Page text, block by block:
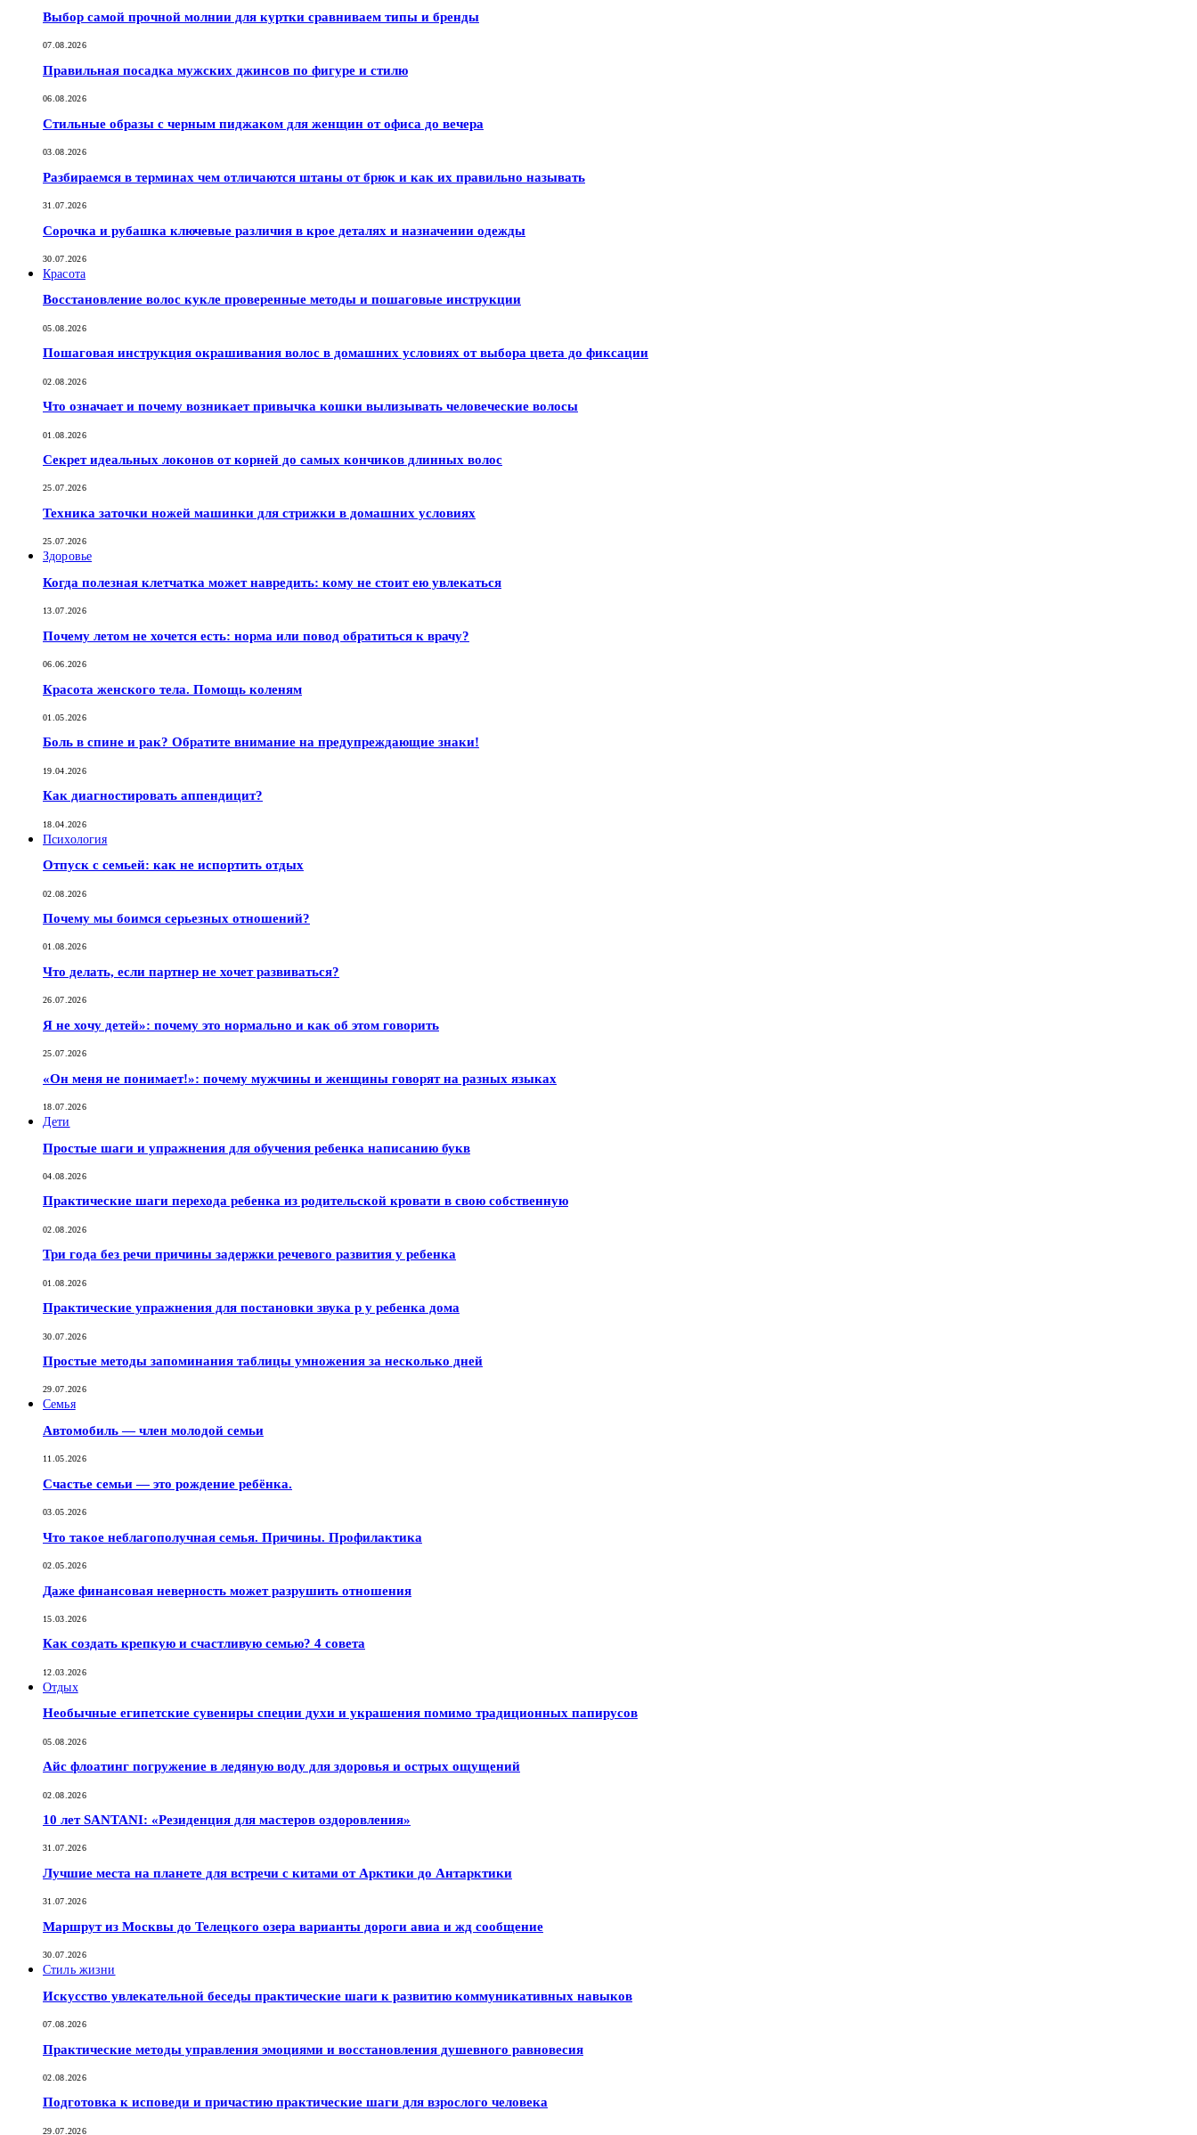
Выбор самой прочной молнии для куртки сравниваем типы и бренды
07.08.2026
Правильная посадка мужских джинсов по фигуре и стилю
06.08.2026
Стильные образы с черным пиджаком для женщин от офиса до вечера
03.08.2026
Разбираемся в терминах чем отличаются штаны от брюк и как их правильно называть
31.07.2026
Сорочка и рубашка ключевые различия в крое деталях и назначении одежды
30.07.2026
Красота
Восстановление волос кукле проверенные методы и пошаговые инструкции
05.08.2026
Пошаговая инструкция окрашивания волос в домашних условиях от выбора цвета до фиксации
02.08.2026
Что означает и почему возникает привычка кошки вылизывать человеческие волосы
01.08.2026
Секрет идеальных локонов от корней до самых кончиков длинных волос
25.07.2026
Техника заточки ножей машинки для стрижки в домашних условиях
25.07.2026
Здоровье
Когда полезная клетчатка может навредить: кому не стоит ею увлекаться
13.07.2026
Почему летом не хочется есть: норма или повод обратиться к врачу?
06.06.2026
Красота женского тела. Помощь коленям
01.05.2026
Боль в спине и рак? Обратите внимание на предупреждающие знаки!
19.04.2026
Как диагностировать аппендицит?
18.04.2026
Психология
Отпуск с семьей: как не испортить отдых
02.08.2026
Почему мы боимся серьезных отношений?
01.08.2026
Что делать, если партнер не хочет развиваться?
26.07.2026
Я не хочу детей»: почему это нормально и как об этом говорить
25.07.2026
«Он меня не понимает!»: почему мужчины и женщины говорят на разных языках
18.07.2026
Дети
Простые шаги и упражнения для обучения ребенка написанию букв
04.08.2026
Практические шаги перехода ребенка из родительской кровати в свою собственную
02.08.2026
Три года без речи причины задержки речевого развития у ребенка
01.08.2026
Практические упражнения для постановки звука р у ребенка дома
30.07.2026
Простые методы запоминания таблицы умножения за несколько дней
29.07.2026
Семья
Автомобиль — член молодой семьи
11.05.2026
Счастье семьи — это рождение ребёнка.
03.05.2026
Что такое неблагополучная семья. Причины. Профилактика
02.05.2026
Даже финансовая неверность может разрушить отношения
15.03.2026
Как создать крепкую и счастливую семью? 4 совета
12.03.2026
Отдых
Необычные египетские сувениры специи духи и украшения помимо традиционных папирусов
05.08.2026
Айс флоатинг погружение в ледяную воду для здоровья и острых ощущений
02.08.2026
10 лет SANTANI: «Резиденция для мастеров оздоровления»
31.07.2026
Лучшие места на планете для встречи с китами от Арктики до Антарктики
31.07.2026
Маршрут из Москвы до Телецкого озера варианты дороги авиа и жд сообщение
30.07.2026
Стиль жизни
Искусство увлекательной беседы практические шаги к развитию коммуникативных навыков
07.08.2026
Практические методы управления эмоциями и восстановления душевного равновесия
02.08.2026
Подготовка к исповеди и причастию практические шаги для взрослого человека
29.07.2026